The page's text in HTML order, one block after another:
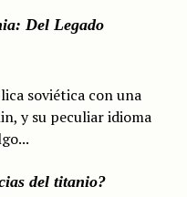
Del Legado
soviética con una
y su peculiar idioma
del titanio?